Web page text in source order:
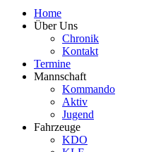
Home
Über Uns
Chronik
Kontakt
Termine
Mannschaft
Kommando
Aktiv
Jugend
Fahrzeuge
KDO